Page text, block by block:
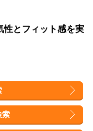
性とフィット感を実
索